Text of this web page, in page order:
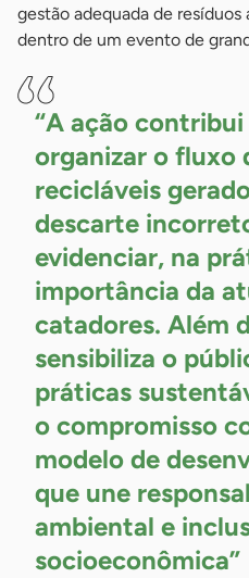
gestão adequada de
dentro de um evento de
“A ação contribui
organizar o fluxo
recicláveis
descarte
evidenciar, na
importância da
catadores. Além
sensibiliza o
práticas
o compromisso
modelo de
que une
ambiental e
socioeconômica”